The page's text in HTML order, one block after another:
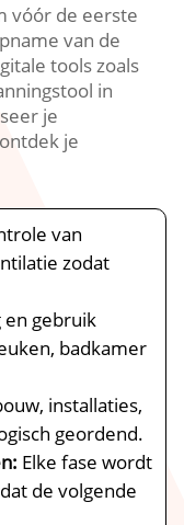
vóór de eerste
van de
tools zoals
in
je
je
van
zodat
en gebruik
badkamer
installaties,
geordend.​
Elke fase wordt
de volgende